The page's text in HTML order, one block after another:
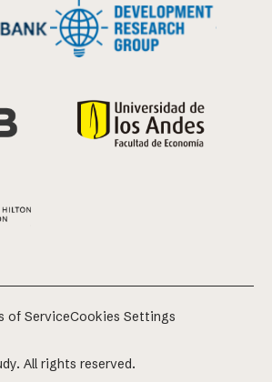
of ServiceCookies Settings
All rights reserved.